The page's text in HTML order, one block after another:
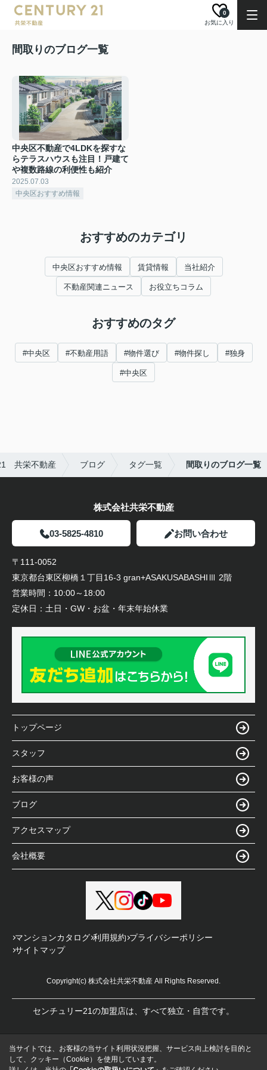
お気に入り
0
間取りのブログ一覧
中央区不動産で4LDKを探すな
らテラスハウスも注目！戸建て
や複数路線の利便性も紹介
2025.07.03
中央区おすすめ情報
おすすめのカテゴリ
中央区おすすめ情報 賃貸情報 当社紹介
不動産関連ニュース お役立ちコラム
おすすめのタグ
#中央区 #不動産用語 #物件選び #物件探し #独身
#中央区
共栄不動産 ブログ タグ一覧 間取りのブログ一覧
株式会社共栄不動産
03-5825-4810 お問い合わせ
〒111-0052
東京都台東区柳橋１丁目16-3 gran+ASAKUSABASHIⅢ 2階
営業時間： 10:00～18:00
定休日： 土日・GW・お盆・年末年始休業
トップページ
スタッフ
お客様の声
ブログ
アクセスマップ
会社概要
マンションカタログ 利用規約 プライバシーポリシー
サイトマップ
Copyright(c) 株式会社共栄不動産 All Rights Reserved.
センチュリー21の加盟店は、すべて独立・自営です。
当サイトでは、お客様の当サイト利用状況把握、サービス向上検討を目的と
して、クッキー（Cookie）を使用しています。